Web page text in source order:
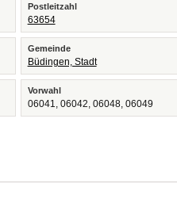
Postleitzahl
63654
Gemeinde
Büdingen, Stadt
Vorwahl
06041, 06042, 06048, 06049